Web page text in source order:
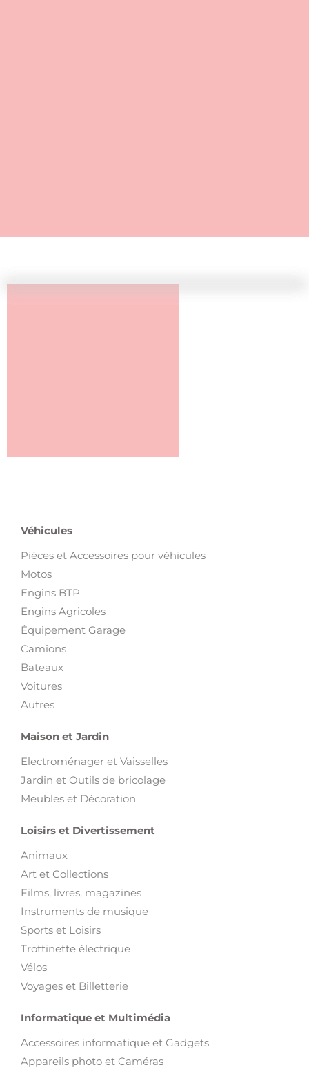
Véhicules
Pièces et Accessoires pour véhicules
Motos
Engins BTP
Engins Agricoles
Équipement Garage
Camions
Bateaux
Voitures
Autres
Maison et Jardin
Electroménager et Vaisselles
Jardin et Outils de bricolage
Meubles et Décoration
Loisirs et Divertissement
Animaux
Art et Collections
Films, livres, magazines
Instruments de musique
Sports et Loisirs
Trottinette électrique
Vélos
Voyages et Billetterie
Informatique et Multimédia
Accessoires informatique et Gadgets
Appareils photo et Caméras